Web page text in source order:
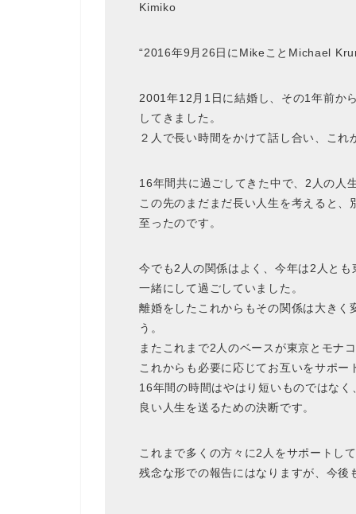
Kimiko
“2016年9月26日にMikeことMichael
2001年12月1日に結婚し、その1年前か
してきました。
２人で長い時間をかけて話し合い、こ
16年間共に過ごしてきた中で、2人の人
この先のまだまだ長い人生を考えると
至ったのです。
今でも2人の関係はよく、今年は2人と
一緒にして過ごしていました。
離婚をしたこれからもその関係は大き
う。
またこれまで2人のベースが東京とモナ
これからも必要に応じてお互いをサポー
16年間の時間はやはり短いものではな
良い人生を送るための決断です。
これまで多くの方々に2人をサポートし
残念な形での報告にはなりますが、今